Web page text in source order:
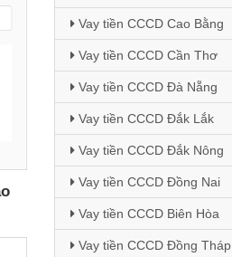
Vay tiền CCCD Cao Bằng
Vay tiền CCCD Cần Thơ
Vay tiền CCCD Đà Nẵng
Vay tiền CCCD Đắk Lắk
Vay tiền CCCD Đắk Nông
Vay tiền CCCD Đồng Nai
Vay tiền CCCD Biên Hòa
Vay tiền CCCD Đồng Tháp